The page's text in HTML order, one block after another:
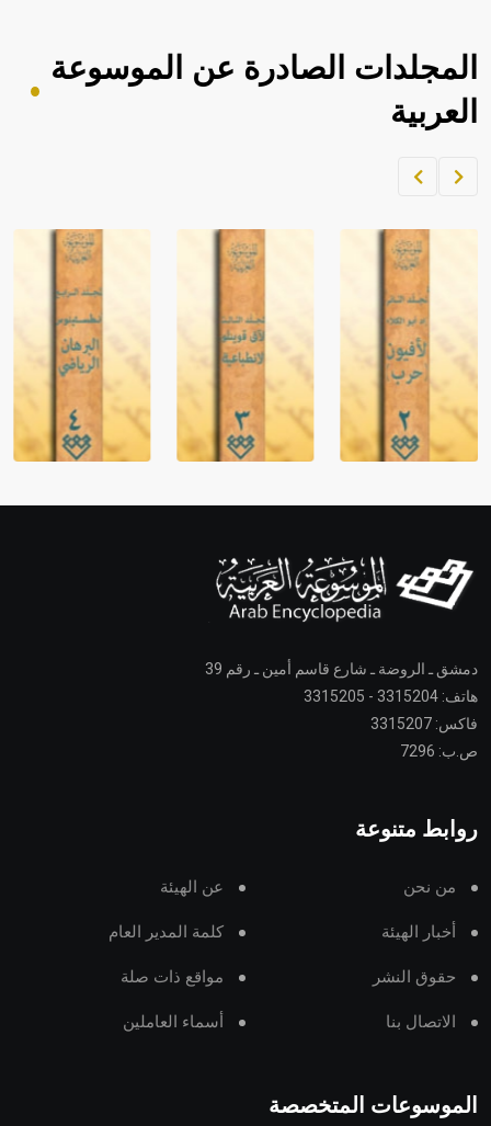
المجلدات الصادرة عن الموسوعة
العربية
دمشق ـ الروضة ـ شارع قاسم أمين ـ رقم 39
هاتف: 3315204 - 3315205
فاكس: 3315207
ص.ب: 7296
روابط متنوعة
من نحن عن الهيئة
أخبار الهيئة كلمة المدير العام
حقوق النشر مواقع ذات صلة
الاتصال بنا أسماء العاملين
الموسوعات المتخصصة